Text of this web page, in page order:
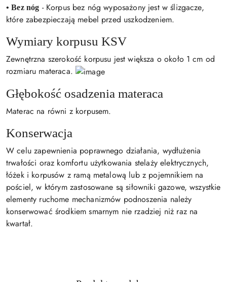
• Bez nóg - Korpus bez nóg wyposażony jest w ślizgacze,
które zabezpieczają mebel przed uszkodzeniem.
Wymiary korpusu KSV
Zewnętrzna szerokość korpusu jest większa o około 1 cm od
rozmiaru materaca.
Głębokość osadzenia materaca
Materac na równi z korpusem.
Konserwacja
W celu zapewnienia poprawnego działania, wydłużenia
trwałości oraz komfortu użytkowania stelaży elektrycznych,
łóżek i korpusów z ramą metalową lub z pojemnikiem na
pościel, w którym zastosowane są siłowniki gazowe, wszystkie
elementy ruchome mechanizmów podnoszenia należy
konserwować środkiem smarnym nie rzadziej niż raz na
kwartał.